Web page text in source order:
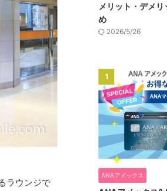
ラウンジで
メリット・デメ
め
2026/5/26
1
ANAアメックス